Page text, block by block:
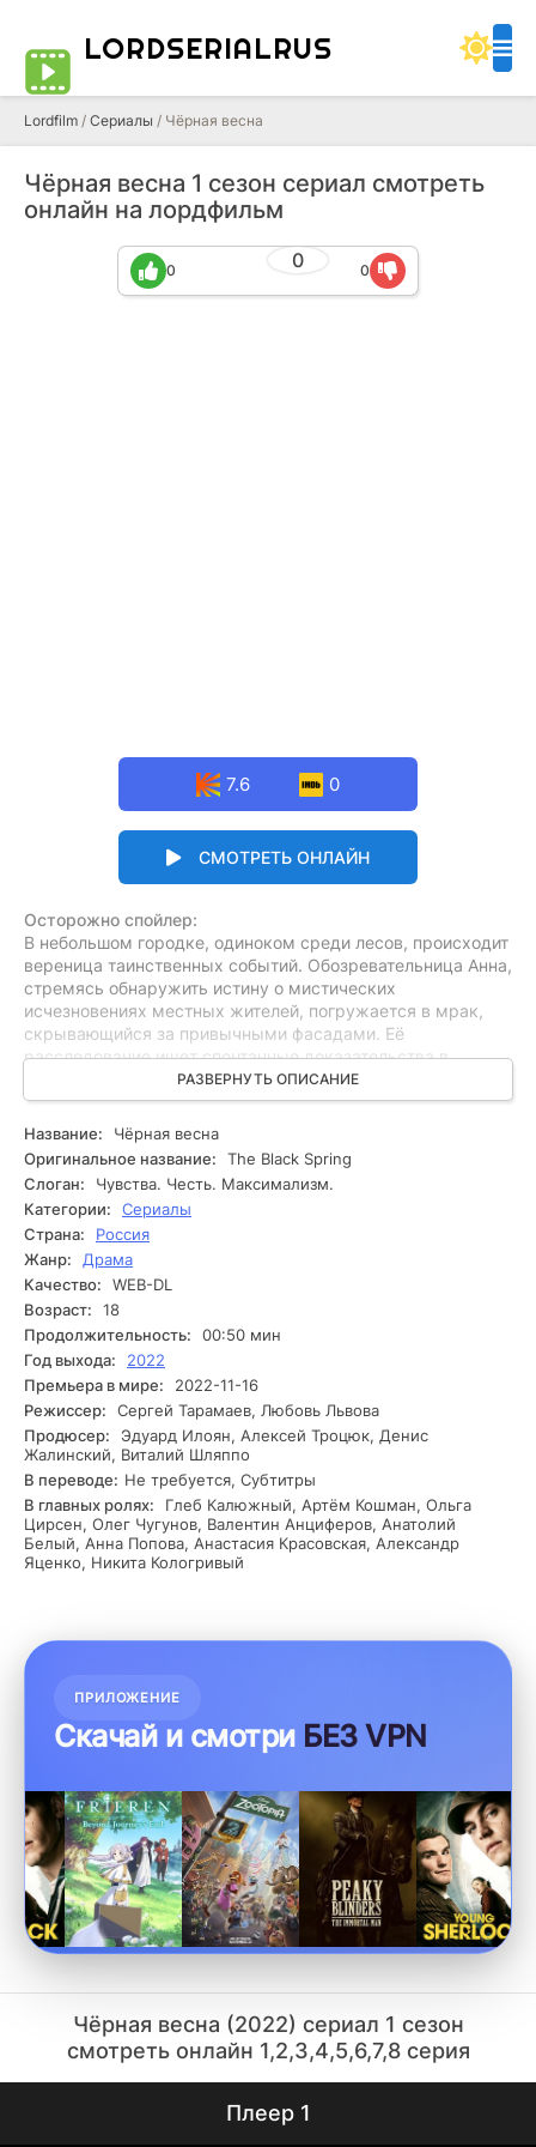
LORDSERIALRUS
Lordfilm / Сериалы / Чёрная весна
Чёрная весна 1 сезон сериал смотреть
онлайн на лордфильм
0
0 0
7.6 0
СМОТРЕТЬ ОНЛАЙН
Осторожно спойлер:
В небольшом городке, одиноком среди лесов, происходит
вереница таинственных событий. Обозревательница Анна,
стремясь обнаружить истину о мистических
исчезновениях местных жителей, погружается в мрак,
скрывающийся за привычными фасадами. Её
расследование ищет спонтанные доказательства в
классических легендах, и вскоре она понимает, какая
опасность поджидает её на каждом шагу. С каждым
новым изобретением Анна сталкивается с мощными
противниками, которые желают сохранить свои тайны
любой ценой. Конъюнктура накаляется, и иногда она
находит связь между исчезновениями и пропавшей
девочкой, чья судьба оказалась в центре неприветливых
событий. Когда факты начинают проявляться, Анна
оказывается на пределе, и её решение может изменить
всё. Но кто на самом деле стоит за этим кошмаром, и
способна ли она выжить, прежде чем станет следующей
жертвой?
РАЗВЕРНУТЬ ОПИСАНИЕ
Название:
Чёрная весна
Оригинальное название:
The Black Spring
Слоган:
Чувства. Честь. Максимализм.
Категории:
Сериалы
Страна:
Россия
Жанр:
Драма
Качество:
WEB-DL
Возраст:
18
Продолжительность:
00:50 мин
Год выхода:
2022
Премьера в мире:
2022-11-16
Режиссер:
Сергей Тарамаев, Любовь Львова
Продюсер:
Эдуард Илоян, Алексей Троцюк, Денис
Жалинский, Виталий Шляппо
В переводе: Не требуется, Субтитры
В главных ролях:
Глеб Калюжный, Артём Кошман, Ольга
Цирсен, Олег Чугунов, Валентин Анциферов, Анатолий
Белый, Анна Попова, Анастасия Красовская, Александр
Яценко, Никита Кологривый
ПРИЛОЖЕНИЕ
Скачай и смотри БЕЗ VPN
Чёрная весна (2022) сериал 1 сезон
смотреть онлайн 1,2,3,4,5,6,7,8 серия
Плеер 1